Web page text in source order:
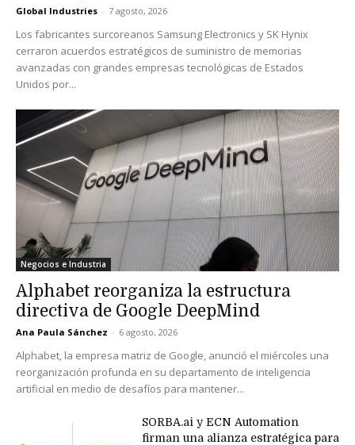
Global Industries - 7 agosto, 2026
Los fabricantes surcoreanos Samsung Electronics y SK Hynix
cerraron acuerdos estratégicos de suministro de memorias
avanzadas con grandes empresas tecnológicas de Estados
Unidos por...
Negocios e Industria
Alphabet reorganiza la estructura
directiva de Google DeepMind
Ana Paula Sánchez - 6 agosto, 2026
Alphabet, la empresa matriz de Google, anunció el miércoles una
reorganización profunda en su departamento de inteligencia
artificial en medio de desafíos para mantener...
SORBA.ai y ECN Automation
firman una alianza estratégica para